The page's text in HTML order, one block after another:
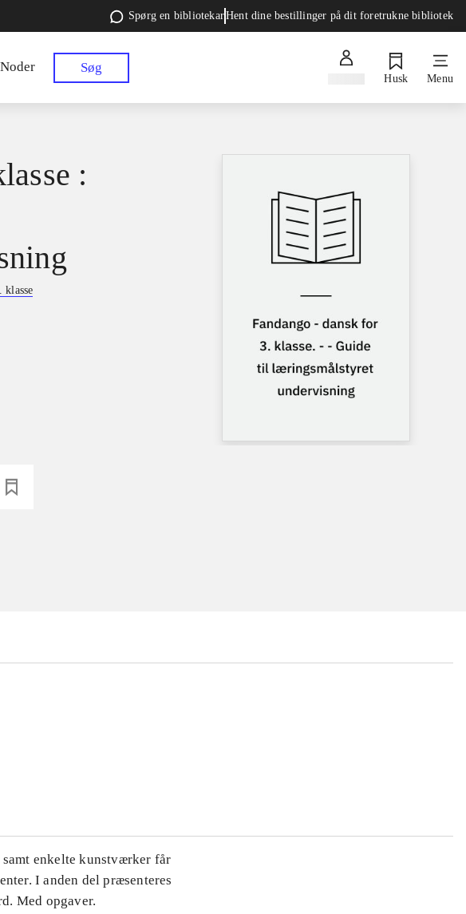
Spørg en bibliotekarHent dine bestillinger på dit foretrukne bibliotek
Noder Søg
Husk Menu
:
klasse
enkelte kunstværker får
I anden del præsenteres
Med opgaver.